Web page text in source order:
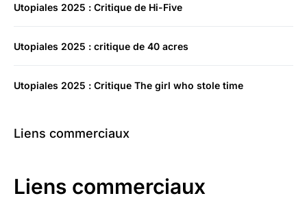
Utopiales 2025 : Critique de Hi-Five
Utopiales 2025 : critique de 40 acres
Utopiales 2025 : Critique The girl who stole time
Liens commerciaux
Liens commerciaux